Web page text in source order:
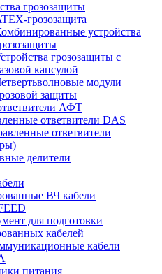
грозозащиты
грозозащита
устройства
грозозащиты с
капсулой
модули
защиты
АФТ
ответвители DAS
ответвители
делители
ВЧ кабели
для подготовки
кабелей
кабели
питания